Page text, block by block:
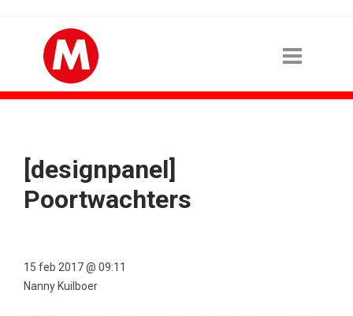
[designpanel]
Poortwachters
15 feb 2017 @ 09:11
Nanny Kuilboer